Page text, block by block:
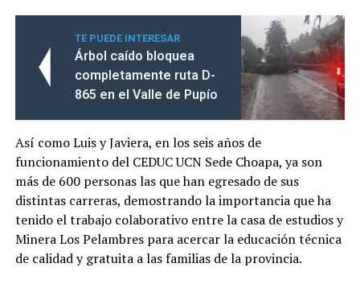
TE PUEDE INTERESAR
Árbol caído bloquea
completamente ruta D-
865 en el Valle de Pupío
Así como Luis y Javiera, en los seis años de
funcionamiento del CEDUC UCN Sede Choapa, ya son
más de 600 personas las que han egresado de sus
distintas carreras, demostrando la importancia que ha
tenido el trabajo colaborativo entre la casa de estudios y
Minera Los Pelambres para acercar la educación técnica
de calidad y gratuita a las familias de la provincia.